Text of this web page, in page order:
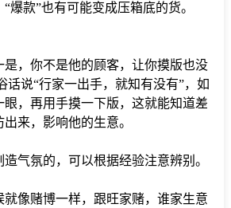
爆款”也有可能变成压箱底的货。
，你不是他的顾客，让你摸版也没
话说“行家一出手，就知有没有”，如
眼，再用手摸一下版，这就能知道差
来，影响他的生意。
气氛的，可以根据经验注意辨别。
就像赌博一样，跟旺家赌，谁家生意